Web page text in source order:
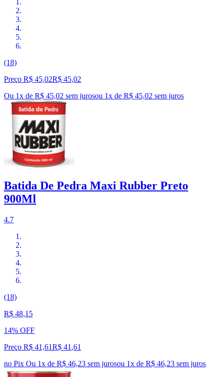
(18)
Preço R$ 45,02R$ 45,02
Ou 1x de R$ 45,02 sem jurosou 1x de R$ 45,02 sem juros
Batida De Pedra Maxi Rubber Preto
900Ml
4.7
(18)
R$ 48,15
14% OFF
Preço R$ 41,61R$ 41 ,61
no Pix Ou 1x de R$ 46,23 sem jurosou 1x de R$ 46,23 sem juros